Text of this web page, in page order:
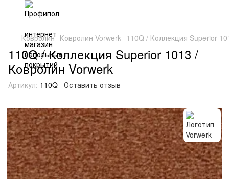
Ковролин Ковролин Vorwerk 110Q / Коллекция Superior
110Q / Коллекция Superior 1013 /
Ковролин Vorwerk
Артикул: 110Q Оставить отзыв